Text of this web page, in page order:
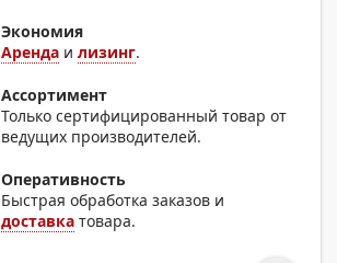
Экономия
Аренда илизинг.
Ассортимент
Только сертифицированный товар от
ведущих производителей.
Оперативность
Быстрая обработка заказов и
доставка товара.